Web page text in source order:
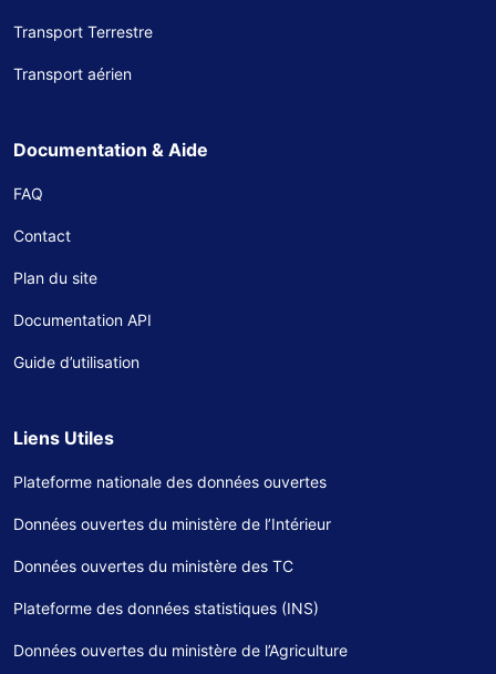
Transport Terrestre
Transport aérien
Documentation & Aide
FAQ
Contact
Plan du site
Documentation API
Guide d’utilisation
Liens Utiles
Plateforme nationale des données ouvertes
Données ouvertes du ministère de l’Intérieur
Données ouvertes du ministère des TC
Plateforme des données statistiques (INS)
Données ouvertes du ministère de l’Agriculture